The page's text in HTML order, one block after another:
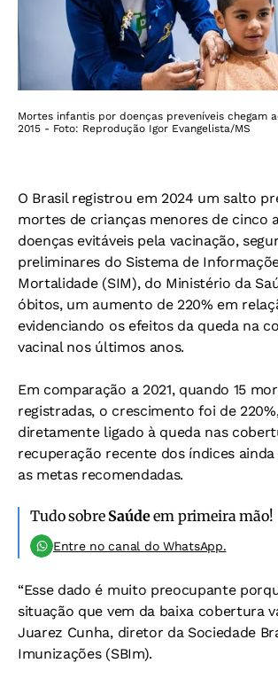
Mortes infantis por doenças preveníveis chegam
2015 - Foto: Reprodução Igor Evangelista/MS
O Brasil registrou em 2024 um salto
mortes de crianças menores de cinco
doenças evitáveis pela vacinação,
preliminares do Sistema de
Mortalidade (SIM), do Ministério da
óbitos, um aumento de 220% em
evidenciando os efeitos da queda na
vacinal nos últimos anos.
Em comparação a 2021, quando 15
registradas, o crescimento foi de
diretamente ligado à queda nas
recuperação recente dos índices
as metas recomendadas.
Tudo sobre Saúdeem primeira mão!
Entre no canal do WhatsApp.
“Esse dado é muito preocupante
situação que vem da baixa cobertura
Juarez Cunha, diretor da Sociedade
Imunizações (SBIm).